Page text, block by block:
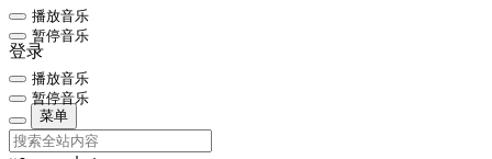
播放音乐
暂停音乐
登录
播放音乐
暂停音乐
菜单